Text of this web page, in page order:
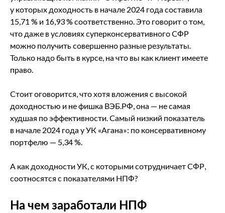
у которых доходность в начале 2024 года составила
15,71 % и 16,93 % соответственно. Это говорит о том,
что даже в условиях суперконсервативного СФР
можно получить совершенно разные результаты.
Только надо быть в курсе, на что вы как клиент имеете
право.
Стоит оговорится, что хотя вложения с высокой
доходностью и не фишка ВЭБ.РФ, она — не самая
худшая по эффективности. Самый низкий показатель
в начале 2024 года у УК «Агана»: по консервативному
портфелю — 5,34 %.
А как доходности УК, с которыми сотрудничает СФР,
соотносятся с показателями НПФ?
На чем заработали НПФ